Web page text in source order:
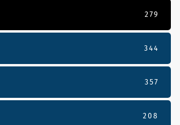
279
344
357
208